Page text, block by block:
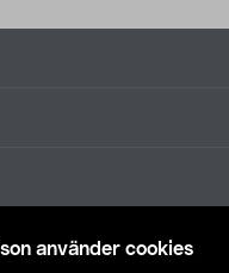
använder cookies